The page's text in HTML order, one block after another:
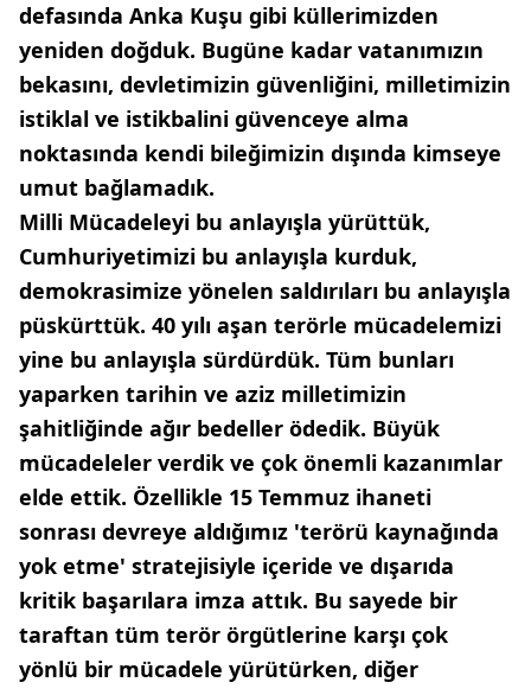
defasında Anka Kuşu gibi küllerimizden
yeniden doğduk. Bugüne kadar vatanımızın
bekasını, devletimizin güvenliğini, milletimizin
istiklal ve istikbalini güvenceye alma
noktasında kendi bileğimizin dışında kimseye
umut bağlamadık.
Milli Mücadeleyi bu anlayışla yürüttük,
Cumhuriyetimizi bu anlayışla kurduk,
demokrasimize yönelen saldırıları bu anlayışla
püskürttük. 40 yılı aşan terörle mücadelemizi
yine bu anlayışla sürdürdük. Tüm bunları
yaparken tarihin ve aziz milletimizin
şahitliğinde ağır bedeller ödedik. Büyük
mücadeleler verdik ve çok önemli kazanımlar
elde ettik. Özellikle 15 Temmuz ihaneti
sonrası devreye aldığımız 'terörü kaynağında
yok etme' stratejisiyle içeride ve dışarıda
kritik başarılara imza attık. Bu sayede bir
taraftan tüm terör örgütlerine karşı çok
yönlü bir mücadele yürütürken, diğer